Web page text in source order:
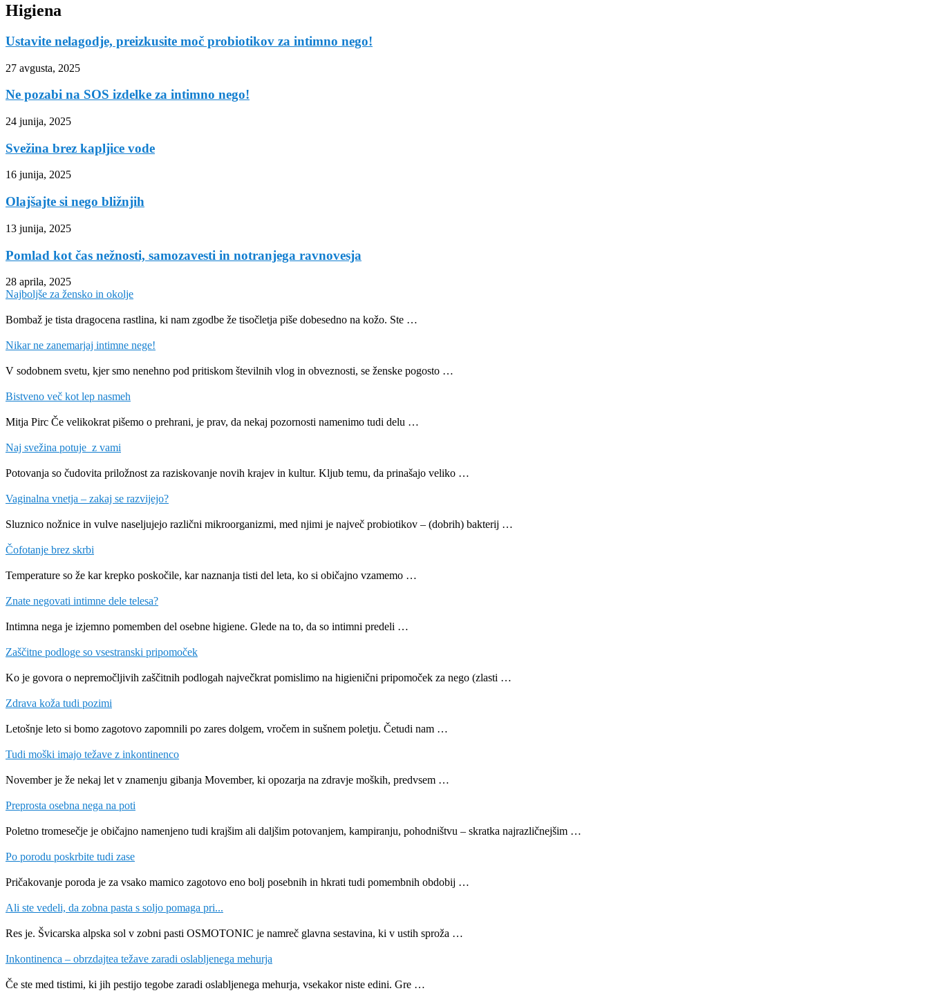
Higiena
Ustavite nelagodje, preizkusite moč probiotikov za intimno nego!
27 avgusta, 2025
Ne pozabi na SOS izdelke za intimno nego!
24 junija, 2025
Svežina brez kapljice vode
16 junija, 2025
Olajšajte si nego bližnjih
13 junija, 2025
Pomlad kot čas nežnosti, samozavesti in notranjega ravnovesja
28 aprila, 2025
Najboljše za žensko in okolje
Bombaž je tista dragocena rastlina, ki nam zgodbe že tisočletja piše dobesedno na kožo. Ste …
Nikar ne zanemarjaj intimne nege!
V sodobnem svetu, kjer smo nenehno pod pritiskom številnih vlog in obveznosti, se ženske pogosto …
Bistveno več kot lep nasmeh
Mitja Pirc Če velikokrat pišemo o prehrani, je prav, da nekaj pozornosti namenimo tudi delu …
Naj svežina potuje z vami
Potovanja so čudovita priložnost za raziskovanje novih krajev in kultur. Kljub temu, da prinašajo veliko …
Vaginalna vnetja – zakaj se razvijejo?
Sluznico nožnice in vulve naseljujejo različni mikroorganizmi, med njimi je največ probiotikov – (dobrih) bakterij …
Čofotanje brez skrbi
Temperature so že kar krepko poskočile, kar naznanja tisti del leta, ko si običajno vzamemo …
Znate negovati intimne dele telesa?
Intimna nega je izjemno pomemben del osebne higiene. Glede na to, da so intimni predeli …
Zaščitne podloge so vsestranski pripomoček
Ko je govora o nepremočljivih zaščitnih podlogah največkrat pomislimo na higienični pripomoček za nego (zlasti …
Zdrava koža tudi pozimi
Letošnje leto si bomo zagotovo zapomnili po zares dolgem, vročem in sušnem poletju. Četudi nam …
Tudi moški imajo težave z inkontinenco
November je že nekaj let v znamenju gibanja Movember, ki opozarja na zdravje moških, predvsem …
Preprosta osebna nega na poti
Poletno tromesečje je običajno namenjeno tudi krajšim ali daljšim potovanjem, kampiranju, pohodništvu – skratka najrazličnejšim …
Po porodu poskrbite tudi zase
Pričakovanje poroda je za vsako mamico zagotovo eno bolj posebnih in hkrati tudi pomembnih obdobij …
Ali ste vedeli, da zobna pasta s soljo pomaga pri...
Res je. Švicarska alpska sol v zobni pasti OSMOTONIC je namreč glavna sestavina, ki v ustih sproža …
Inkontinenca – obrzdajtea težave zaradi oslabljenega mehurja
Če ste med tistimi, ki jih pestijo tegobe zaradi oslabljenega mehurja, vsekakor niste edini. Gre …